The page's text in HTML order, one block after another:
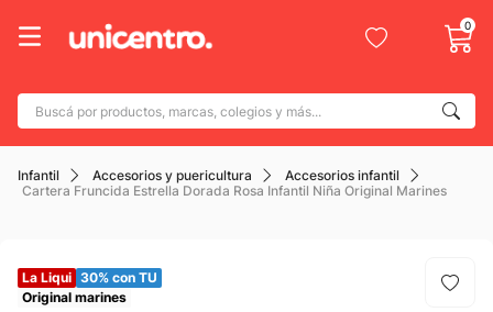
0
Buscá por productos, marcas, colegios y más...
Infantil Accesorios y puericultura
Accesorios infantil
Cartera Fruncida Estrella Dorada Rosa Infantil Niña Original Marines
La Liqui 30% con TU
Original marines
Términos más buscados
1. adidas
4. botin